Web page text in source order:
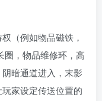
（例如物品磁铁，
圈，物品维修环，高
暗通道进入，末影
家设定传送位置的